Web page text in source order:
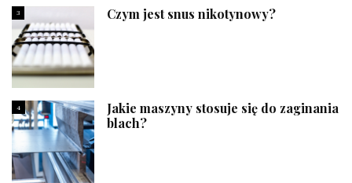
3 Czym jest snus nikotynowy?
4
Jakie maszyny stosuje się do zaginania
blach?